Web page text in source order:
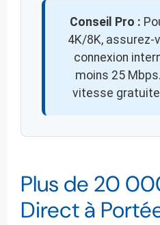
Conseil Pro :
4K/8K, assurez-
connexion
moins 25
vitesse
Plus de 20
Direct à